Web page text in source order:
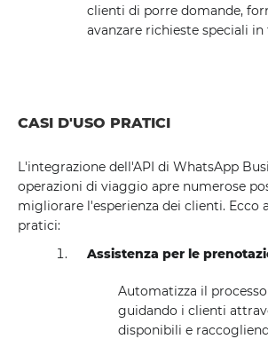
clienti di porre domande,
avanzare richieste speciali
CASI D'USO PRATICI
L'integrazione dell'API di WhatsApp
operazioni di viaggio apre numerose
migliorare l'esperienza dei clienti. Ecco
pratici:
Assistenza per le
Automatizza il
guidando i clienti
disponibili e